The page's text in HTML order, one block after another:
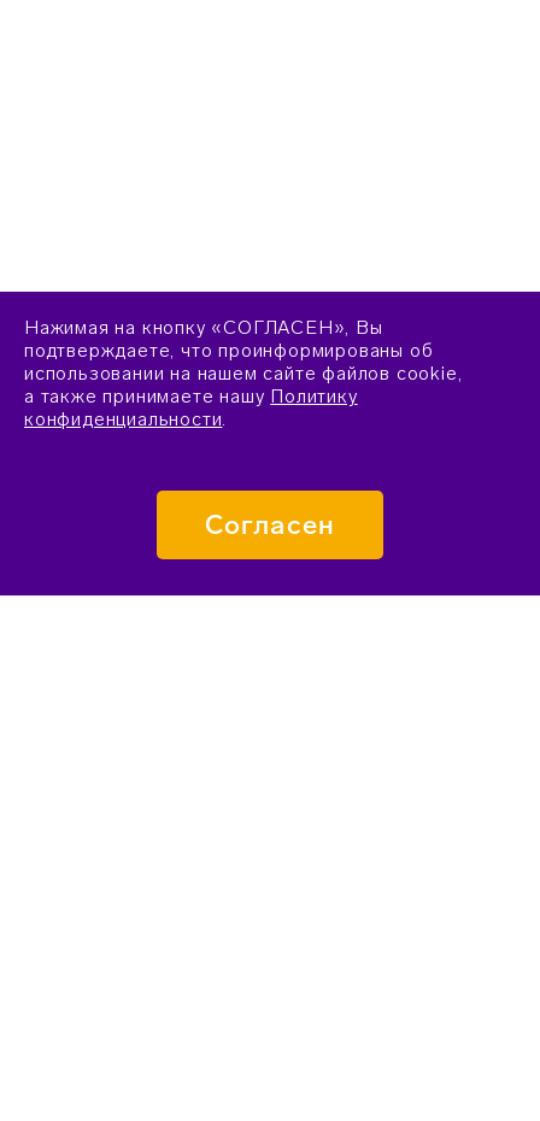
Нажимая на кнопку «СОГЛАСЕН», Вы
подтверждаете, что проинформированы об
использовании на нашем сайте файлов cookie,
а также принимаете нашу Политику
конфиденциальности.
Согласен